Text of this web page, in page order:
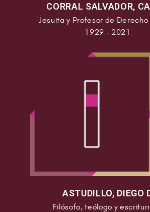
CORRAL SALVADOR,
Jesuita y Profesor de Derecho
1929 - 2021
ASTUDILLO, DIEGO
Filósofo, teólogo y